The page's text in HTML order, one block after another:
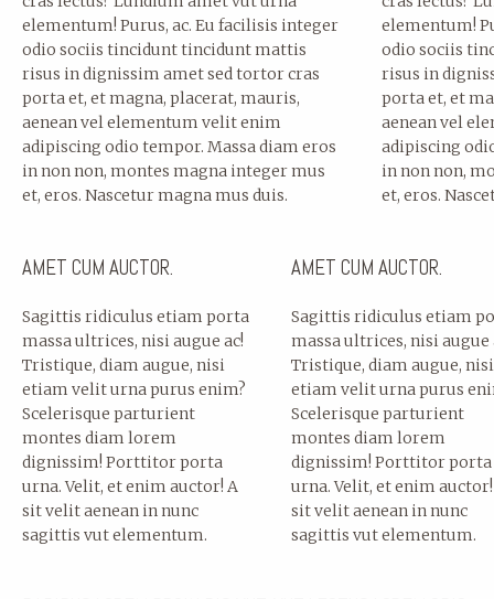
elementum! Purus, ac. Eu facilisis integer
odio sociis tincidunt tincidunt mattis
risus in dignissim amet sed tortor cras
porta et, et magna, placerat, mauris,
aenean vel elementum velit enim
adipiscing odio tempor. Massa diam eros
in non non, montes magna integer mus
et, eros. Nascetur magna mus duis.
elementum!
odio sociis
risus in
porta et, et
aenean vel
adipiscing
in non non,
et, eros.
AMET CUM AUCTOR.
Sagittis ridiculus etiam porta
massa ultrices, nisi augue ac!
Tristique, diam augue, nisi
etiam velit urna purus enim?
Scelerisque parturient
montes diam lorem
dignissim! Porttitor porta
urna. Velit, et enim auctor! A
sit velit aenean in nunc
sagittis vut elementum.
AMET CUM AUCTOR.
Sagittis ridiculus etiam
massa ultrices, nisi augue
Tristique, diam augue, nisi
etiam velit urna purus
Scelerisque parturient
montes diam lorem
dignissim! Porttitor porta
urna. Velit, et enim
sit velit aenean in nunc
sagittis vut elementum.